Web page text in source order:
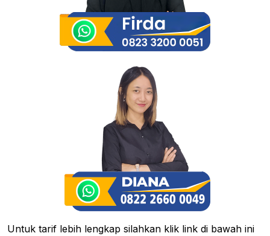
Untuk tarif lebih lengkap silahkan klik link di bawah ini